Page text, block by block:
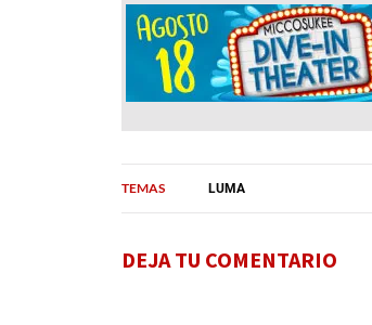
TEMAS LUMA
DEJA TU COMENTARIO